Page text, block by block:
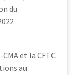
du
et la CFTC
au